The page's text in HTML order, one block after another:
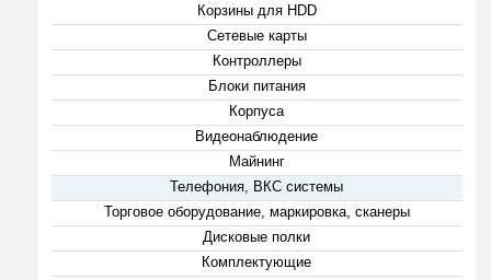
Корзины для HDD
Сетевые карты
Контроллеры
Блоки питания
Корпуса
Видеонаблюдение
Майнинг
Телефония, ВКС системы
Торговое оборудование, маркировка, сканеры
Дисковые полки
Комплектующие